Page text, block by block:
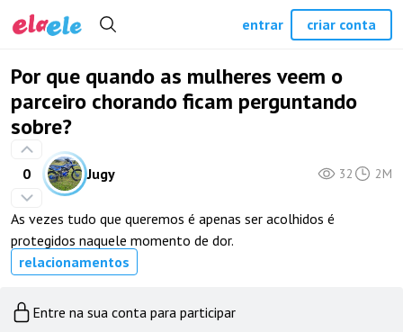
Por que quando as mulheres veem o
parceiro chorando ficam perguntando
sobre?
0 Jugy 32 2M
As vezes tudo que queremos é apenas ser acolhidos é
protegidos naquele momento de dor.
relacionamentos
Entre na sua conta para participar
entrar criar conta